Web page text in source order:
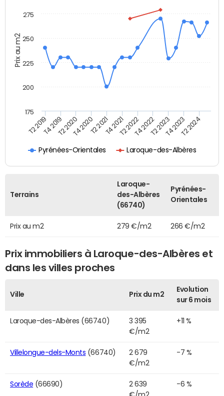
Prix au m2
Pyrénées-Orientales Laroque-des-Albères
T2 2019T4 2019T2 2020T4 2020T2 2021T4 2021T2 2022T4 2022T2 2023T4 2023T2 2024
175
200
225
250
275
Terrains
Laroque-
des-Albères
(66740)
Pyrénées-
Orientales
Prix au m2 279 €/m2 266 €/m2
Prix immobiliers à Laroque-des-Albères et
dans les villes proches
Ville Prix du m2
Evolution
sur 6 mois
Laroque-des-Albères (66740)
3 395
€/m2
+11 %
Villelongue-dels-Monts (66740)
2 679
€/m2
-7 %
Sorède (66690)
2 639
€/m2
-6 %